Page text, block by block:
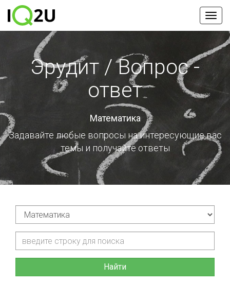
Эрудит / Вопрос -
ответ
Математика
Задавайте любые вопросы на интересующие вас
темы и получайте ответы
Найти